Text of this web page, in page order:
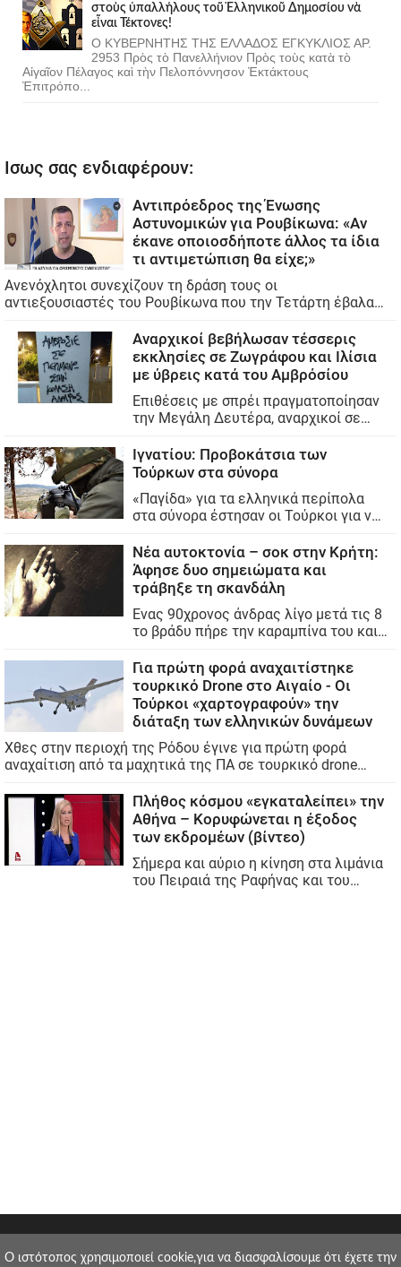
στοὺς ὑπαλλήλους τοῦ Ἑλληνικοῦ Δημοσίου νὰ
εἶναι Τέκτονες!
Ο ΚΥΒΕΡΝΗΤΗΣ ΤΗΣ ΕΛΛΑΔΟΣ ΕΓΚΥΚΛΙΟΣ ΑΡ.
2953 Πρὸς τὸ Πανελλήνιον Πρὸς τοὺς κατὰ τὸ
Αἰγαῖον Πέλαγος καὶ τὴν Πελοπόννησον Ἐκτάκτους
Ἐπιτρόπο...
O ιστότοπος χρησιμοποιεί cookie,για να διασφαλίσουμε ότι έχετε την